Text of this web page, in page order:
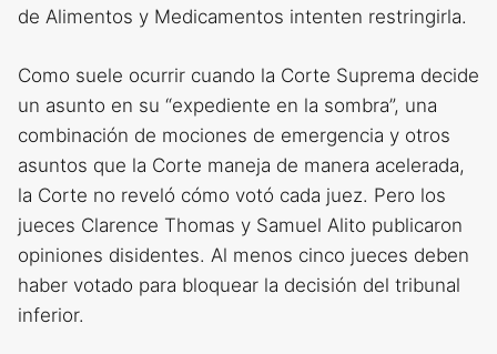
de Alimentos y Medicamentos intenten restringirla.
Como suele ocurrir cuando la Corte Suprema decide
un asunto en su “expediente en la sombra”, una
combinación de mociones de emergencia y otros
asuntos que la Corte maneja de manera acelerada,
la Corte no reveló cómo votó cada juez. Pero los
jueces Clarence Thomas y Samuel Alito publicaron
opiniones disidentes. Al menos cinco jueces deben
haber votado para bloquear la decisión del tribunal
inferior.